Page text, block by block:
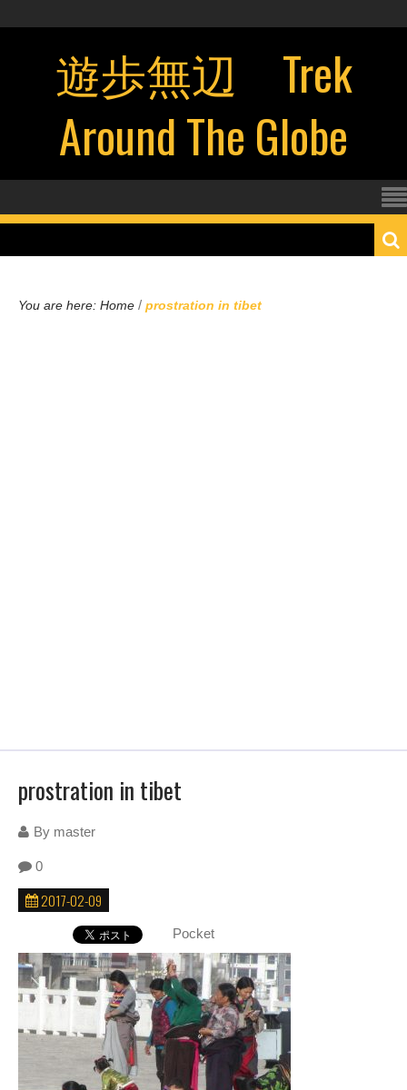
遊歩無辺 Trek
Around The Globe
You are here: Home / prostration in tibet
prostration in tibet
By master
0
2017-02-09
Pocket